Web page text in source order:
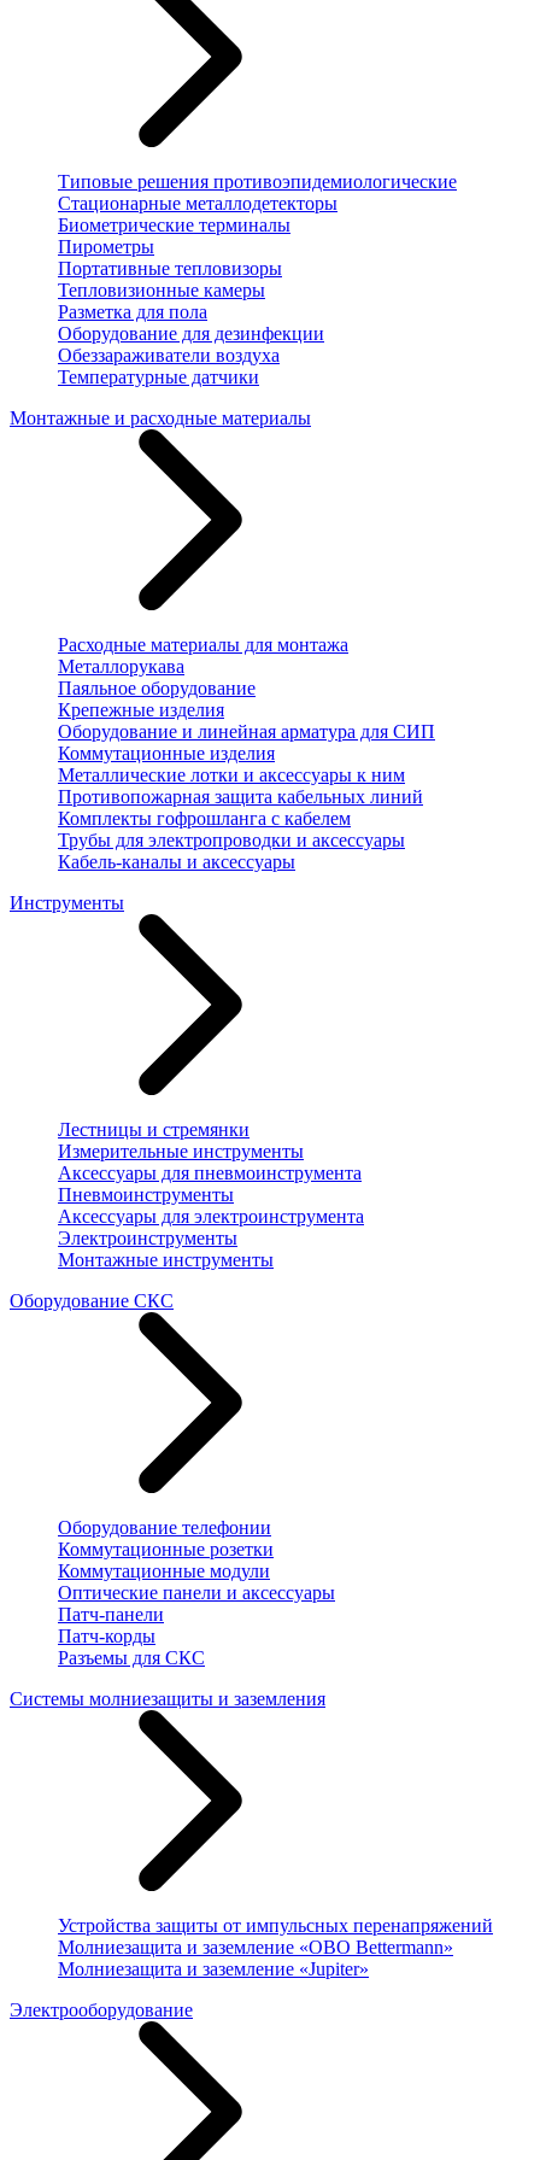
Типовые решения противоэпидемиологические
Стационарные металлодетекторы
Биометрические терминалы
Пирометры
Портативные тепловизоры
Тепловизионные камеры
Разметка для пола
Оборудование для дезинфекции
Обеззараживатели воздуха
Температурные датчики
Монтажные и расходные материалы
Расходные материалы для монтажа
Металлорукава
Паяльное оборудование
Крепежные изделия
Оборудование и линейная арматура для СИП
Коммутационные изделия
Металлические лотки и аксессуары к ним
Противопожарная защита кабельных линий
Комплекты гофрошланга с кабелем
Трубы для электропроводки и аксессуары
Кабель-каналы и аксессуары
Инструменты
Лестницы и стремянки
Измерительные инструменты
Аксессуары для пневмоинструмента
Пневмоинструменты
Аксессуары для электроинструмента
Электроинструменты
Монтажные инструменты
Оборудование СКС
Оборудование телефонии
Коммутационные розетки
Коммутационные модули
Оптические панели и аксессуары
Патч-панели
Патч-корды
Разъемы для СКС
Системы молниезащиты и заземления
Устройства защиты от импульсных перенапряжений
Молниезащита и заземление «OBO Bettermann»
Молниезащита и заземление «Jupiter»
Электрооборудование